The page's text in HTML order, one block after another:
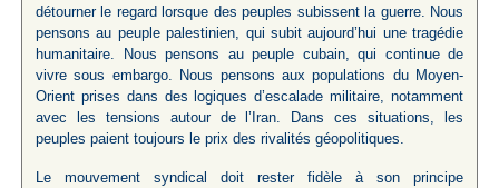
détourner le regard lorsque des peuples subissent la guerre. Nous
pensons au peuple palestinien, qui subit aujourd’hui une tragédie
humanitaire. Nous pensons au peuple cubain, qui continue de
vivre sous embargo. Nous pensons aux populations du Moyen-
Orient prises dans des logiques d’escalade militaire, notamment
avec les tensions autour de l’Iran. Dans ces situations, les
peuples paient toujours le prix des rivalités géopolitiques.
Le mouvement syndical doit rester fidèle à son principe